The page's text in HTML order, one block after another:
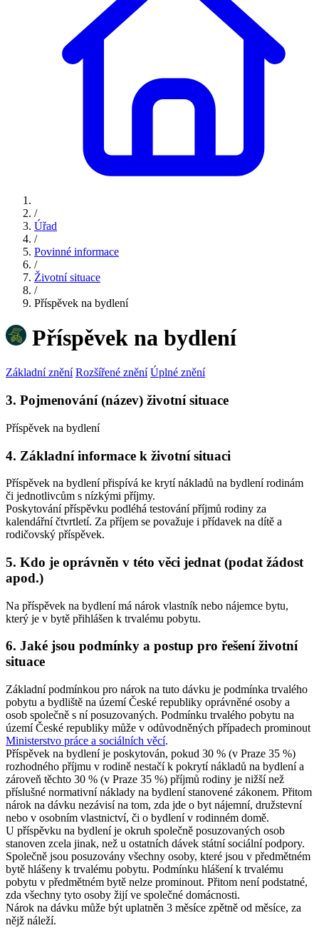
/
Úřad
/
Povinné informace
/
Životní situace
/
Příspěvek na bydlení
Příspěvek na bydlení
Základní znění Rozšířené znění Úplné znění
3. Pojmenování (název) životní situace
Příspěvek na bydlení
4. Základní informace k životní situaci
Příspěvek na bydlení přispívá ke krytí nákladů na bydlení rodinám
či jednotlivcům s nízkými příjmy.
Poskytování příspěvku podléhá testování příjmů rodiny za
kalendářní čtvrtletí. Za příjem se považuje i přídavek na dítě a
rodičovský příspěvek.
5. Kdo je oprávněn v této věci jednat (podat žádost
apod.)
Na příspěvek na bydlení má nárok vlastník nebo nájemce bytu,
který je v bytě přihlášen k trvalému pobytu.
6. Jaké jsou podmínky a postup pro řešení životní
situace
Základní podmínkou pro nárok na tuto dávku je podmínka trvalého
pobytu a bydliště na území České republiky oprávněné osoby a
osob společně s ní posuzovaných. Podmínku trvalého pobytu na
území České republiky může v odůvodněných případech prominout
Ministerstvo práce a sociálních věcí.
Příspěvek na bydlení je poskytován, pokud 30 % (v Praze 35 %)
rozhodného příjmu v rodině nestačí k pokrytí nákladů na bydlení a
zároveň těchto 30 % (v Praze 35 %) příjmů rodiny je nižší než
příslušné normativní náklady na bydlení stanovené zákonem. Přitom
nárok na dávku nezávisí na tom, zda jde o byt nájemní, družstevní
nebo v osobním vlastnictví, či o bydlení v rodinném domě.
U příspěvku na bydlení je okruh společně posuzovaných osob
stanoven zcela jinak, než u ostatních dávek státní sociální podpory.
Společně jsou posuzovány všechny osoby, které jsou v předmětném
bytě hlášeny k trvalému pobytu. Podmínku hlášení k trvalému
pobytu v předmětném bytě nelze prominout. Přitom není podstatné,
zda všechny tyto osoby žijí ve společné domácnosti.
Nárok na dávku může být uplatněn 3 měsíce zpětně od měsíce, za
nějž náleží.